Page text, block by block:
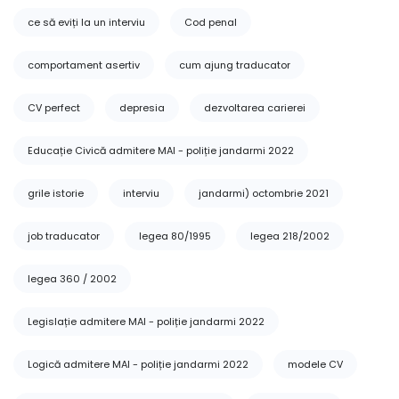
ce să eviți la un interviu Cod penal
comportament asertiv cum ajung traducator
CV perfect depresia dezvoltarea carierei
Educație Civică admitere MAI - poliție jandarmi 2022
grile istorie interviu jandarmi) octombrie 2021
job traducator legea 80/1995 legea 218/2002
legea 360 / 2002
Legislație admitere MAI - poliție jandarmi 2022
Logică admitere MAI - poliție jandarmi 2022 modele CV